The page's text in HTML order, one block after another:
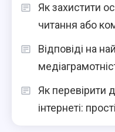
Як захистити
читання або
Відповіді на
Як перевірити
інтернеті: